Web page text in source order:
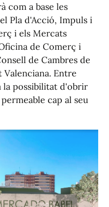
com a base les
Pla d'Acció, Impuls i
i els Mercats
de Comerç i
de Cambres de
Entre
la possibilitat d'obrir
cap al seu